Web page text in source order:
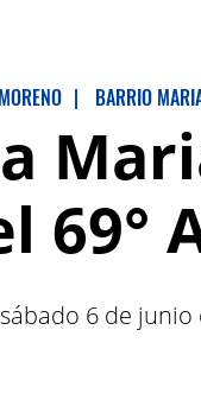
| BARRIO
69°
6 de